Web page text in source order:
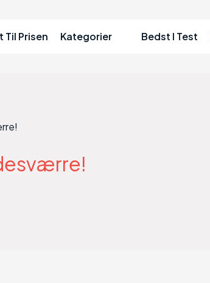
Til Prisen Kategorier Bedst I Test